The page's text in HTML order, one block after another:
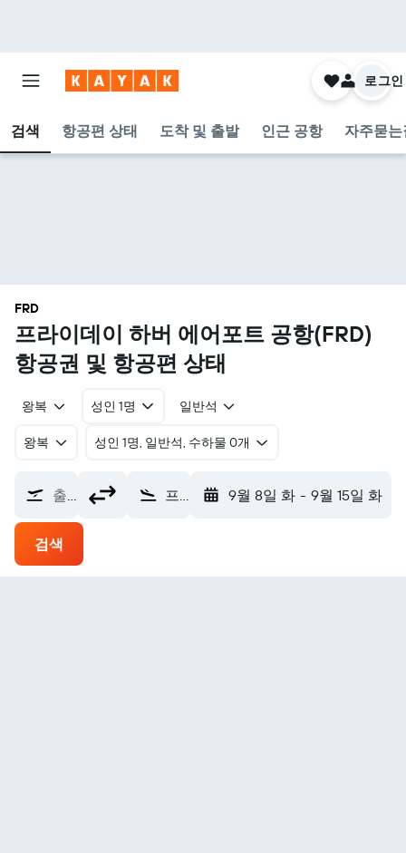
검색 항공편 상태 도착 및 출발 인근 공항 자주묻
로그인
FRD
프라이데이 하버 에어포트 공항(FRD)
항공권 및 항공편 상태
왕복 성인 1명 일반석
왕복 ​성인 1명, 일반석, 수하물 0개
출발지 프라이데이 하버 에어포트 (FRD) 9월 8일 화 - 9월 15일 화
검색